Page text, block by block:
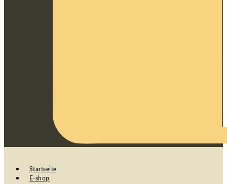
Startseite
E-shop